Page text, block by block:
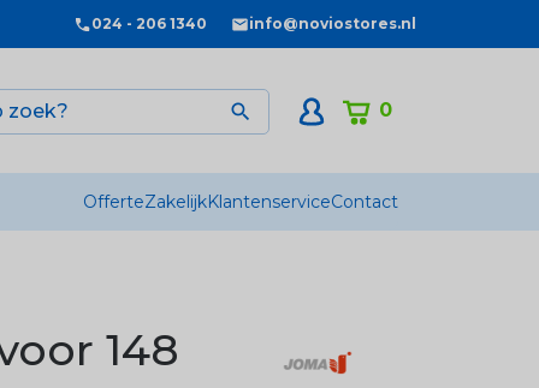
024 - 206 1340 info@noviostores.nl
0

OfferteZakelijkKlantenserviceContact
148